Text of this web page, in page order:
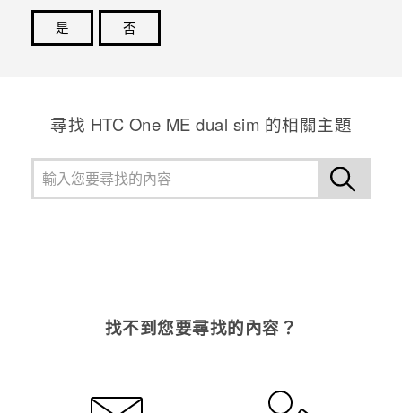
是
否
尋找 HTC One ME dual sim 的相關主題
找不到您要尋找的內容？